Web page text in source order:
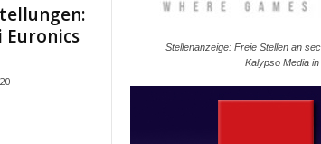
Euronics
Stellenanzeige: Freie Stellen an
Kalypso Media